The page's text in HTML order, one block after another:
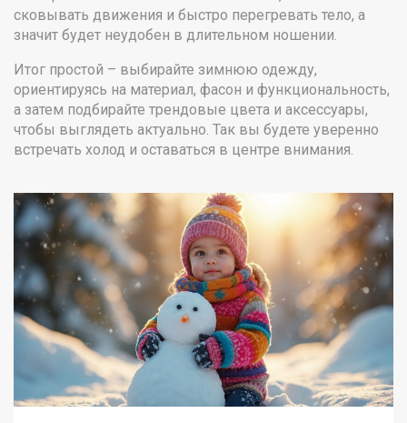
сковывать движения и быстро перегревать тело, а
значит будет неудобен в длительном ношении.
Итог простой – выбирайте зимнюю одежду,
ориентируясь на материал, фасон и функциональность,
а затем подбирайте трендовые цвета и аксессуары,
чтобы выглядеть актуально. Так вы будете уверенно
встречать холод и оставаться в центре внимания.